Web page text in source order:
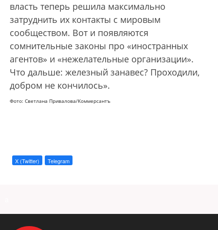
власть теперь решила максимально
затруднить их контакты с мировым
сообществом. Вот и появляются
сомнительные законы про «иностранных
агентов» и «нежелательные организации».
Что дальше: железный занавес? Проходили,
добром не кончилось».
Фото: Светлана Привалова/Коммерсантъ
X (Twitter) Telegram